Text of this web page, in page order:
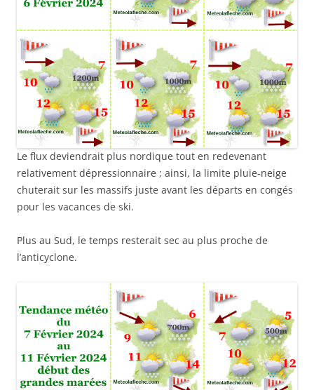
Le flux deviendrait plus nordique tout en redevenant
relativement dépressionnaire ; ainsi, la limite pluie-neige
chuterait sur les massifs juste avant les départs en congés
pour les vacances de ski.
Plus au Sud, le temps resterait sec au plus proche de
l’anticyclone.